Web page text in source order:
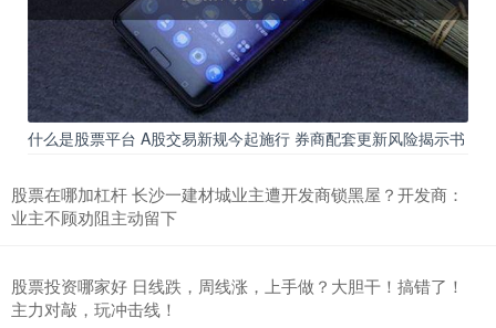
什么是股票平台 A股交易新规今起施行 券商配套更新风险揭示书
股票在哪加杠杆 长沙一建材城业主遭开发商锁黑屋？开发商：
业主不顾劝阻主动留下
股票投资哪家好 日线跌，周线涨，上手做？大胆干！搞错了！
主力对敲，玩冲击线！